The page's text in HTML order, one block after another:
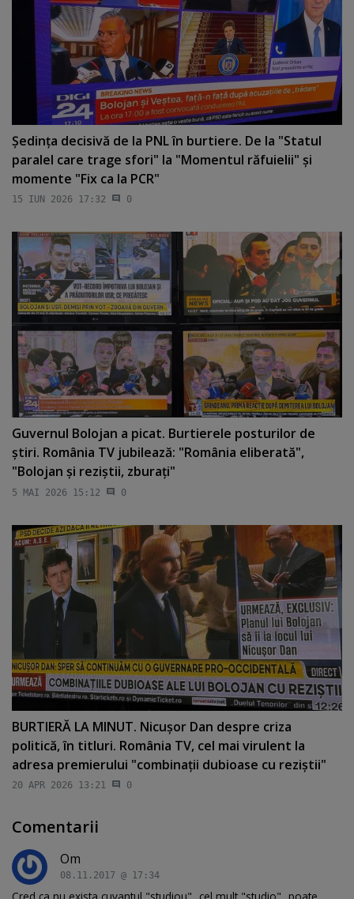
Şedinţa decisivă de la PNL în burtiere. De la "Statul
paralel care trage sfori" la "Momentul răfuielii" şi
momente "Fix ca la PCR"
15 IUN 2026 17:32 0
Guvernul Bolojan a picat. Burtierele posturilor de
ştiri. România TV jubilează: "România eliberată",
"Bolojan şi reziştii, zburaţi"
5 MAI 2026 15:12 0
BURTIERĂ LA MINUT. Nicuşor Dan despre criza
politică, în titluri. România TV, cel mai virulent la
adresa premierului "combinaţii dubioase cu reziştii"
20 APR 2026 13:21 0
Comentarii
Om
08.11.2017 @ 17:34